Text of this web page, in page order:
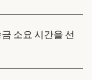
소요 시간을 선